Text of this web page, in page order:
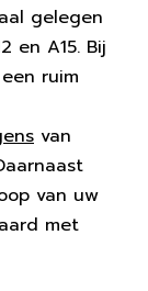
gelegen
en A15. Bij
ruim
van
van uw
met